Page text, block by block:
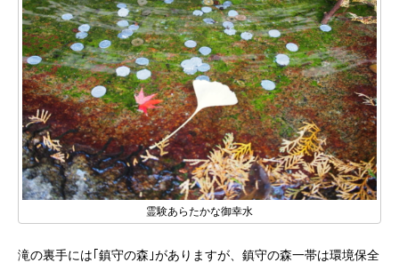
霊験あらたかな御幸水
滝の裏手には｢鎮守の森｣がありますが、鎮守の森一帯は環境保全